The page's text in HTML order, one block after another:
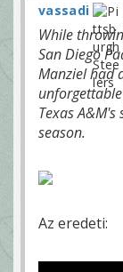
vassadi
While
San Diego
Manziel had
Texas
season.
Az eredeti: